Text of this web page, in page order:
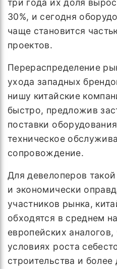
три года их доля
30%, и сегодня
чаще становится
проектов.
Перераспределение
ухода западных
нишу китайские
быстро, предложив
поставки
техническое
сопровождение.
Для девелоперов
и экономически
участников рынка,
обходятся в среднем
европейских
условиях роста
строительства и более